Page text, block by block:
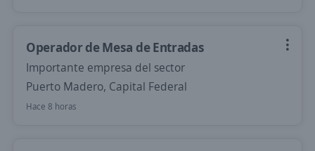
Operador de Mesa de Entradas
Importante empresa del sector
Puerto Madero, Capital Federal
Hace 8 horas